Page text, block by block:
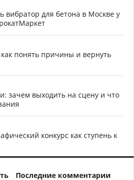
вибратор для бетона в Москве у
понять причины и вернуть
зачем выходить на сцену и что
конкурс как ступень к
Последние комментарии